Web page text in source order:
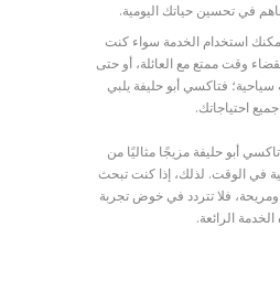
في تحسين حياتك اليومية.
استخدام الخدمة سواء كنت
وقت ممتع مع العائلة، أو حتى
فتاكسي أبو حليفة يلبي
جميع احتياجاتك.
أبو حليفة مزيجًا مثاليًا من
في الوقت. لذلك، إذا كنت تبحث
فلا تتردد في خوض تجربة
الرائعة.